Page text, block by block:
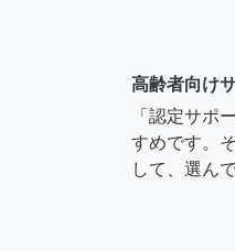
高齢者向け
「認定サポ
すめです。
して、選ん